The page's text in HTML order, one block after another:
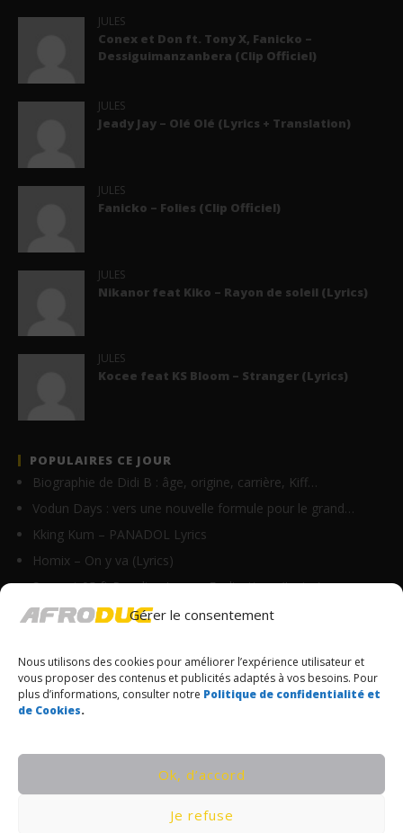
Gérer le consentement
Nous utilisons des cookies pour améliorer l’expérience utilisateur et
vous proposer des contenus et publicités adaptés à vos besoins. Pour
plus d’informations, consulter notre Politique de confidentialité et
de Cookies.
Ok, d’accord
Je refuse
JULES
Conex et Don ft. Tony X, Fanicko –
Dessiguimanzanbera (Clip Officiel)
JULES
Jeady Jay – Olé Olé (Lyrics + Translation)
JULES
Fanicko – Folies (Clip Officiel)
JULES
Nikanor feat Kiko – Rayon de soleil (Lyrics)
JULES
Kocee feat KS Bloom – Stranger (Lyrics)
POPULAIRES CE JOUR
Biographie de Didi B : âge, origine, carrière, Kiff…
Vodun Days : vers une nouvelle formule pour le grand…
Kking Kum – PANADOL Lyrics
Homix – On y va (Lyrics)
Suspect 95 ft Roseline Layo – Explications (Lyrics)
Ghix – Axelerine Merryline (Lyrics)
Kerchak – D (Lyrics)
Zeynab ft Miguelito – Lonbo (Lyrics)
Clash entre Tenor et Himra : le Camerounais relance…
© Copyrights Afroduc | Tous droits réservés
POLITIQUE DE CONFIDENTIALITÉ